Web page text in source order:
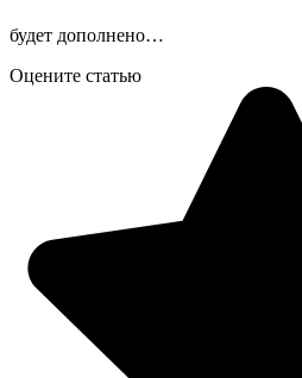
будет дополнено…
Оцените статью